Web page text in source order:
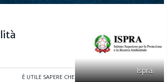
Ispra.
È UTILE SAPERE CHE